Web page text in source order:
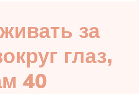
за
глаз,
40